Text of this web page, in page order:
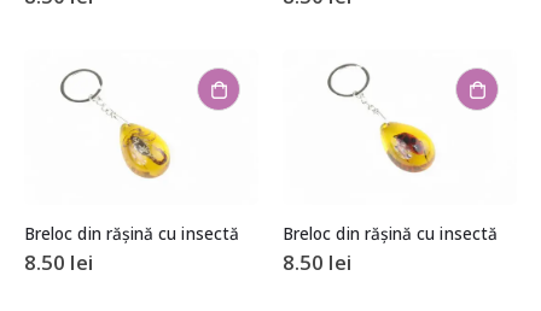
Breloc din rășină cu insectă
8.50 lei
Breloc din rășină cu insectă
8.50 lei